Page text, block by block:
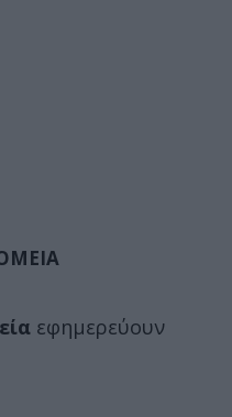
εφημερεύουν